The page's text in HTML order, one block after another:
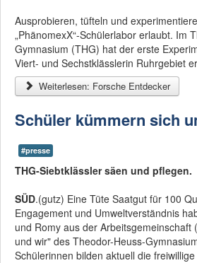
Ausprobieren, tüfteln und
„PhänomexX“-Schülerlabor erlaubt. Im
Gymnasium (THG) hat der erste
Viert- und Sechstklässlerin Ruhrgebiet
Weiterlesen: Forsche Entdecker
Schüler kümmern sich
#presse
THG-Siebtklässler säen und pflegen.
SÜD.(gutz) Eine Tüte Saatgut für 100
Engagement und Umweltverständnis
und Romy aus der Arbeitsgemeinschaft
und wir" des Theodor-Heuss-
Schülerinnen bilden aktuell die